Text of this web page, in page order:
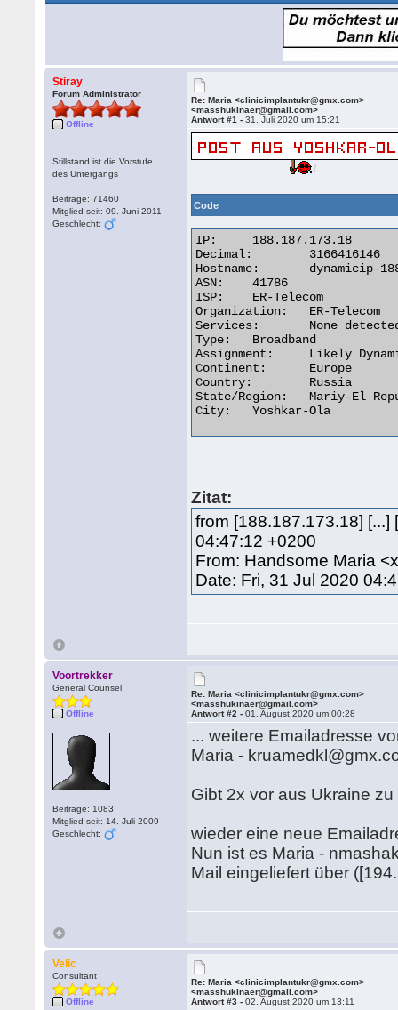
Stiray
Forum Administrator
Offline
Stillstand ist die Vorstufe
des Untergangs
Beiträge: 71460
Mitglied seit: 09. Juni 2011
Geschlecht:
Re: Maria <clinicimplantukr@gmx.com>
<masshukinaer@gmail.com>
Antwort #1 -31. Juli 2020 um 15:21
Code
IP:	188.187.173.18
Decimal:	3166416146
Hostname:	dynamicip-188-187-173-18.pppoe.yola.ertelecom.ru
ASN:	41786
ISP:	ER-Telecom
Organization:	ER-Telecom
Services:	None detected
Type:	Broadband
Assignment:	Likely Dynamic IP
Continent:	Europe
Country:	Russia
State/Region:	Mariy-El Republic
City:	Yoshkar-Ola
Zitat:
from [188.187.173.18]
04:47:12 +0200
From: Handsome Maria
Date: Fri, 31 Jul 2020
Voortrekker
General Counsel
Offline
Beiträge: 1083
Mitglied seit: 14. Juli 2009
Geschlecht:
Re: Maria <clinicimplantukr@gmx.com>
<masshukinaer@gmail.com>
Antwort #2 -01. August 2020 um 00:28
... weitere Emailadresse
Maria -
Gibt 2x vor aus Ukraine
wieder eine neue
Nun ist es Maria -
Mail eingeliefert über
Velic
Consultant
Offline
Re: Maria <clinicimplantukr@gmx.com>
<masshukinaer@gmail.com>
Antwort #3 -02. August 2020 um 13:11